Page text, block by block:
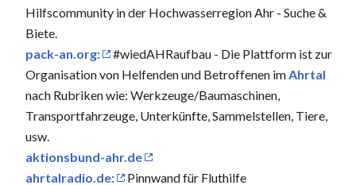
Hilfscommunity in der Hochwasserregion Ahr - Suche &
Biete.
pack-an.org:
#wiedAHRaufbau - Die Plattform ist zur
Organisation von Helfenden und Betroffenen im Ahrtal
nach Rubriken wie: Werkzeuge/Baumaschinen,
Transportfahrzeuge, Unterkünfte, Sammelstellen, Tiere,
usw.
aktionsbund-ahr.de
ahrtalradio.de:
Pinnwand für Fluthilfe